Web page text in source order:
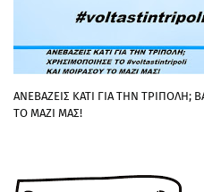
ΑΝΕΒΑΖΕΙΣ ΚΑΤΙ ΓΙΑ ΤΗΝ
ΤΟ ΜΑΖΙ ΜΑΣ!